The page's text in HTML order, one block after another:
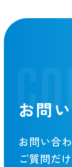
お問
お問い合
ご質問だ